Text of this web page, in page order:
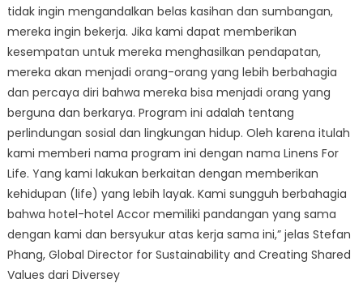
tidak ingin mengandalkan belas kasihan dan sumbangan,
mereka ingin bekerja. Jika kami dapat memberikan
kesempatan untuk mereka menghasilkan pendapatan,
mereka akan menjadi orang-orang yang lebih berbahagia
dan percaya diri bahwa mereka bisa menjadi orang yang
berguna dan berkarya. Program ini adalah tentang
perlindungan sosial dan lingkungan hidup. Oleh karena itulah
kami memberi nama program ini dengan nama Linens For
Life. Yang kami lakukan berkaitan dengan memberikan
kehidupan (life) yang lebih layak. Kami sungguh berbahagia
bahwa hotel-hotel Accor memiliki pandangan yang sama
dengan kami dan bersyukur atas kerja sama ini,” jelas Stefan
Phang, Global Director for Sustainability and Creating Shared
Values dari Diversey